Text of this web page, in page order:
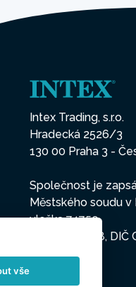
Intex Trading, s.r.o.
Hradecká 2526/3
130 00 Praha 3 -
Společnost je
Městského soudu v
vložka 74759
IČO 26150808,
vše